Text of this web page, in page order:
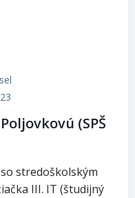
(SPŠ
stredoškolským
III. IT (študijný